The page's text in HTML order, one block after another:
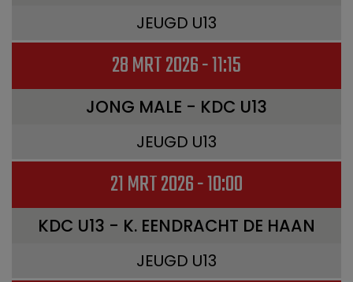
JEUGD U13
28 MRT 2026 - 11:15
JONG MALE - KDC U13
JEUGD U13
21 MRT 2026 - 10:00
KDC U13 - K. EENDRACHT DE HAAN
JEUGD U13